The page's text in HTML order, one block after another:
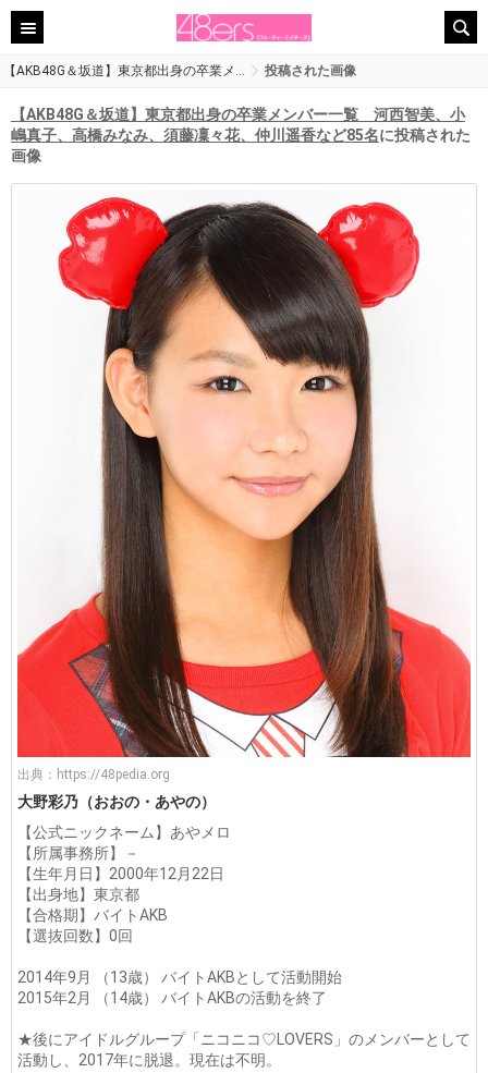
【AKB48G＆坂道】東京都出身の卒業メ… 投稿された画像
【AKB48G＆坂道】東京都出身の卒業メンバー一覧 河西智美、小
嶋真子、高橋みなみ、須藤凜々花、仲川遥香など85名に投稿された
画像
出典： https://48pedia.org
大野彩乃（おおの・あやの）
【公式ニックネーム】あやメロ
【所属事務所】－
【生年月日】2000年12月22日
【出身地】東京都
【合格期】バイトAKB
【選抜回数】0回
2014年9月 （13歳） バイトAKBとして活動開始
2015年2月 （14歳） バイトAKBの活動を終了
★後にアイドルグループ「ニコニコ♡LOVERS」のメンバーとして
活動し、2017年に脱退。現在は不明。